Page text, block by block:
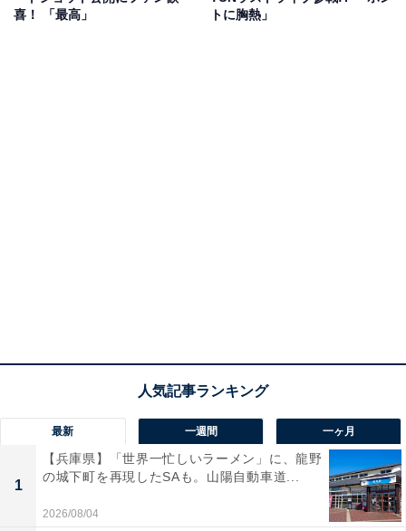
喜！ 「最高」
トに胸熱」
最新 一週間 一ヶ月
1
【兵庫県】「世界一忙しいラーメン」に、龍野
の城下町を再現したSAも。山陽自動車道...
2026/08/04